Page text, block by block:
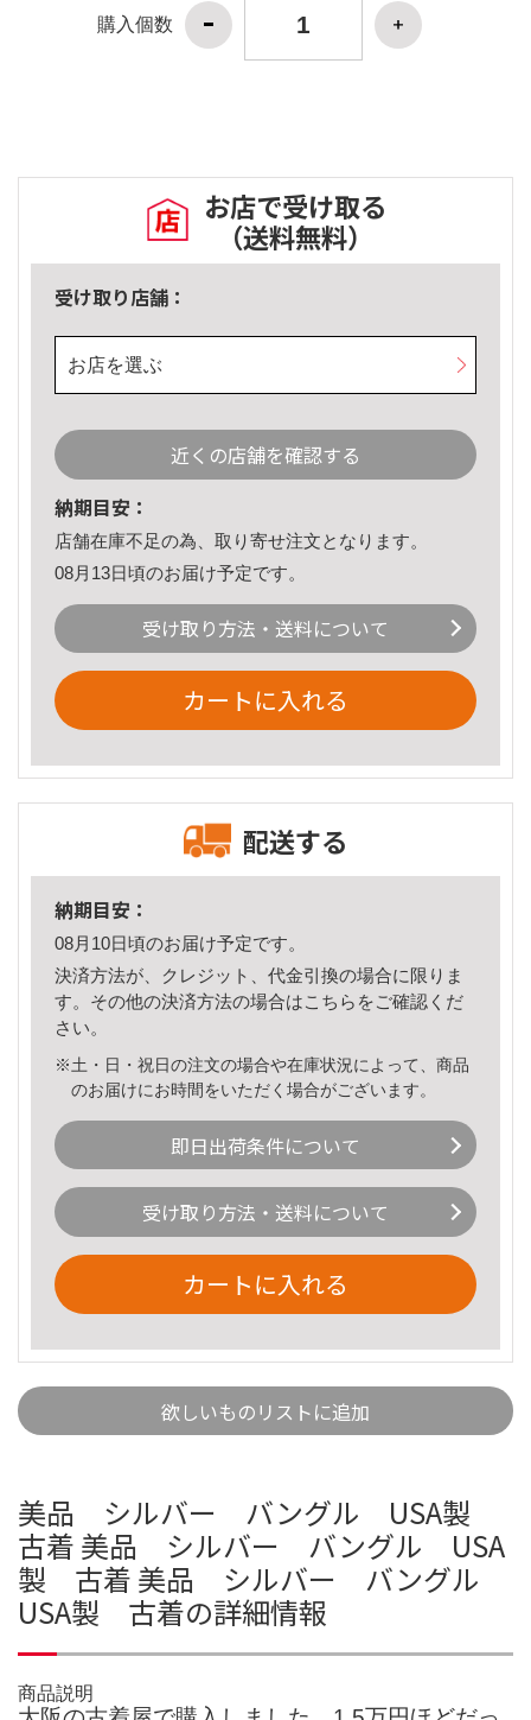
購入個数
お店で受け取る
（送料無料）
受け取り店舗：
お店を選ぶ
近くの店舗を確認する
納期目安：
店舗在庫不足の為、取り寄せ注文となります。
08月13日頃のお届け予定です。
受け取り方法・送料について
カートに入れる
配送する
納期目安：
08月10日頃のお届け予定です。
決済方法が、クレジット、代金引換の場合に限りま
す。その他の決済方法の場合はこちら をご確認くだ
さい。
※土・日・祝日の注文の場合や在庫状況によって、商品
のお届けにお時間をいただく場合がございます。
即日出荷条件について
受け取り方法・送料について
カートに入れる
欲しいものリストに追加
美品 シルバー バングル USA製
古着 美品 シルバー バングル USA
製 古着 美品 シルバー バングル
USA製 古着の詳細情報
商品説明